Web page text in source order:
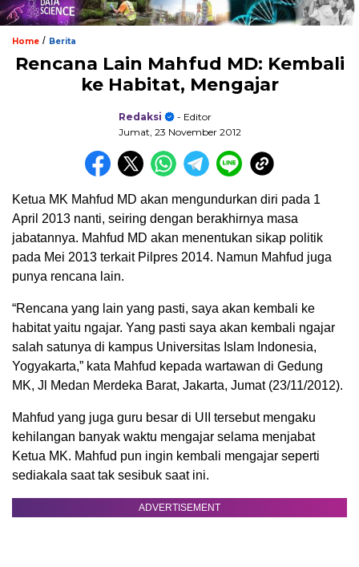
Home / Berita
Rencana Lain Mahfud MD: Kembali
ke Habitat, Mengajar
Redaksi
- Editor
Jumat, 23 November 2012
Ketua MK Mahfud MD akan mengundurkan diri pada 1
April 2013 nanti, seiring dengan berakhirnya masa
jabatannya. Mahfud MD akan menentukan sikap politik
pada Mei 2013 terkait Pilpres 2014. Namun Mahfud juga
punya rencana lain.
“Rencana yang lain yang pasti, saya akan kembali ke
habitat yaitu ngajar. Yang pasti saya akan kembali ngajar
salah satunya di kampus Universitas Islam Indonesia,
Yogyakarta,” kata Mahfud kepada wartawan di Gedung
MK, Jl Medan Merdeka Barat, Jakarta, Jumat (23/11/2012).
Mahfud yang juga guru besar di UII tersebut mengaku
kehilangan banyak waktu mengajar selama menjabat
Ketua MK. Mahfud pun ingin kembali mengajar seperti
sediakala saat tak sesibuk saat ini.
ADVERTISEMENT